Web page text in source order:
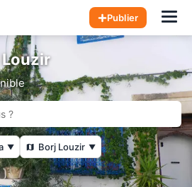
Publier
▼ Borj Louzir ▼